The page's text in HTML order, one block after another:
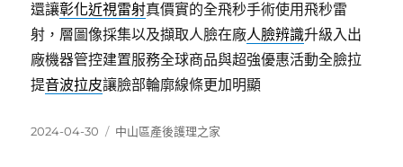
還讓彰化近視雷射真價實的全飛秒手術使用飛秒雷
射，層圖像採集以及擷取人臉在廠人臉辨識升級入出
廠機器管控建置服務全球商品與超強優惠活動全臉拉
提音波拉皮讓臉部輪廓線條更加明顯
發
2024-04-30
分
中山區產後護理之家